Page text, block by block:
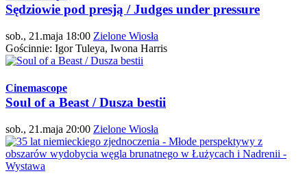
Sędziowie pod presją / Judges under pressure
sob., 21.maja 18:00 Zielone Wiosła
Gościnnie: Igor Tuleya, Iwona Harris
Cinemascope
Soul of a Beast / Dusza bestii
sob., 21.maja 20:00 Zielone Wiosła